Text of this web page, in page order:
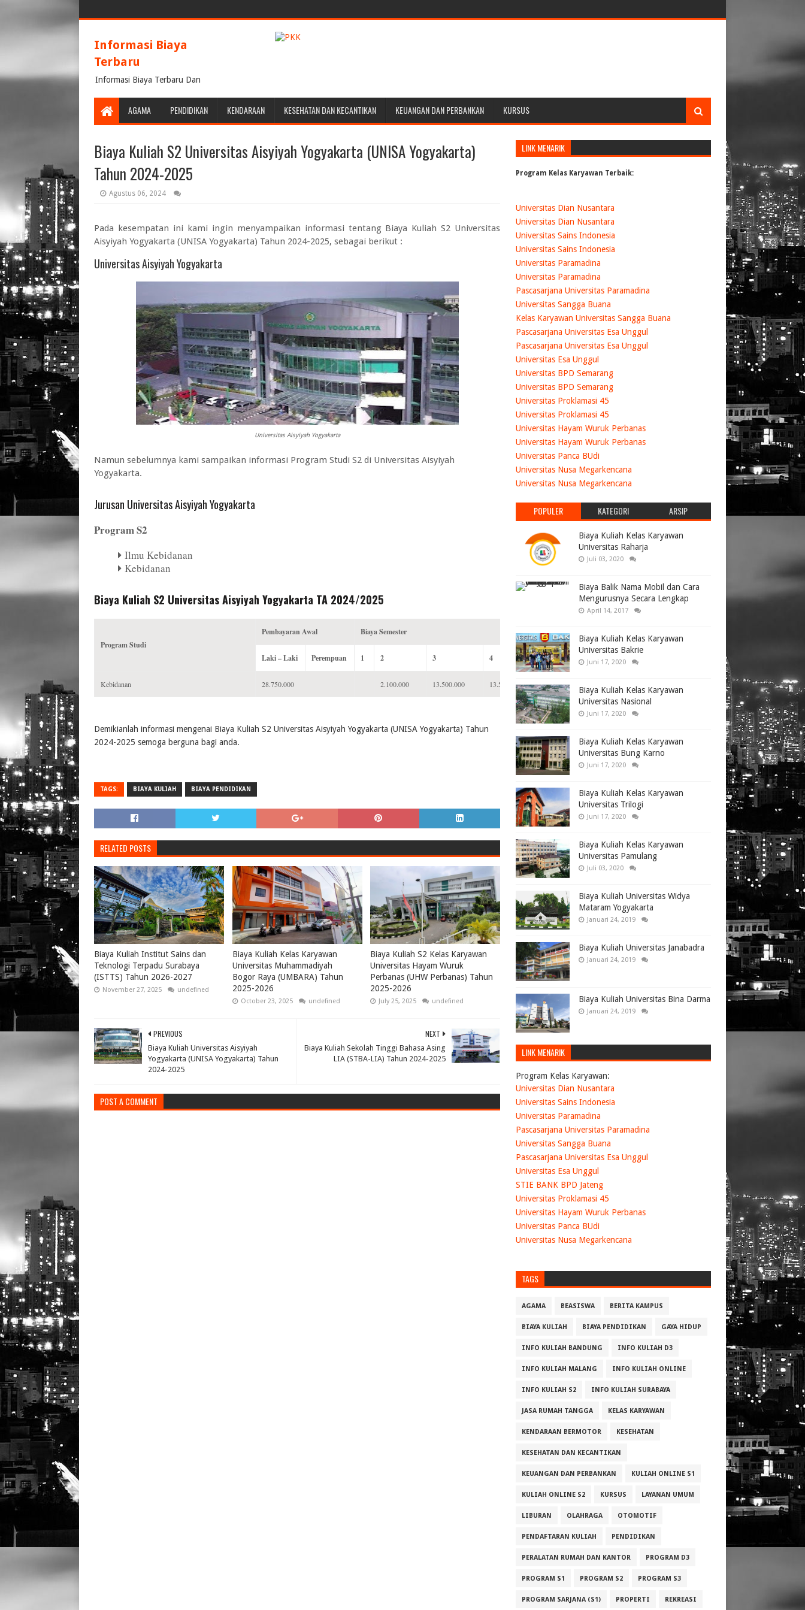
Informasi Biaya
Terbaru
Informasi Biaya Terbaru Dan
AGAMA PENDIDIKAN KENDARAAN KESEHATAN DAN KECANTIKAN KEUANGAN DAN PERBANKAN KURSUS
Biaya Kuliah S2 Universitas Aisyiyah Yogyakarta (UNISA Yogyakarta)
Tahun 2024-2025
Agustus 06, 2024
Pada kesempatan ini kami ingin menyampaikan informasi tentang Biaya Kuliah S2 Universitas
Aisyiyah Yogyakarta (UNISA Yogyakarta) Tahun 2024-2025, sebagai berikut :
Universitas Aisyiyah Yogyakarta
Universitas Aisyiyah Yogyakarta
Namun sebelumnya kami sampaikan informasi Program Studi S2 di Universitas Aisyiyah
Yogyakarta.
Jurusan Universitas Aisyiyah Yogyakarta
Program S2
Ilmu Kebidanan
Kebidanan
Biaya Kuliah S2 Universitas Aisyiyah Yogyakarta TA 2024/2025
Program Studi
Pembayaran Awal Biaya Semester
Laki – Laki Perempuan 1 2 3 4
Kebidanan 28.750.000 2.100.000 13.500.000 13.500.000
Demikianlah informasi mengenai Biaya Kuliah S2 Universitas Aisyiyah Yogyakarta (UNISA Yogyakarta) Tahun
2024-2025 semoga berguna bagi anda.
TAGS: BIAYA KULIAH BIAYA PENDIDIKAN
RELATED POSTS
Biaya Kuliah Institut Sains dan
Teknologi Terpadu Surabaya
(ISTTS) Tahun 2026-2027
November 27, 2025 undefined
Biaya Kuliah Kelas Karyawan
Universitas Muhammadiyah
Bogor Raya (UMBARA) Tahun
2025-2026
October 23, 2025 undefined
Biaya Kuliah S2 Kelas Karyawan
Universitas Hayam Wuruk
Perbanas (UHW Perbanas) Tahun
2025-2026
July 25, 2025 undefined
NEXT
Biaya Kuliah Sekolah Tinggi Bahasa Asing
LIA (STBA-LIA) Tahun 2024-2025
PREVIOUS
Biaya Kuliah Universitas Aisyiyah
Yogyakarta (UNISA Yogyakarta) Tahun
2024-2025
POST A COMMENT
LINK MENARIK
Program Kelas Karyawan Terbaik:
Universitas Dian Nusantara
Universitas Dian Nusantara
Universitas Sains Indonesia
Universitas Sains Indonesia
Universitas Paramadina
Universitas Paramadina
Pascasarjana Universitas Paramadina
Universitas Sangga Buana
Kelas Karyawan Universitas Sangga Buana
Pascasarjana Universitas Esa Unggul
Pascasarjana Universitas Esa Unggul
Universitas Esa Unggul
Universitas BPD Semarang
Universitas BPD Semarang
Universitas Proklamasi 45
Universitas Proklamasi 45
Universitas Hayam Wuruk Perbanas
Universitas Hayam Wuruk Perbanas
Universitas Panca BUdi
Universitas Nusa Megarkencana
Universitas Nusa Megarkencana
POPULER KATEGORI ARSIP
Biaya Kuliah Kelas Karyawan
Universitas Raharja
Juli 03, 2020
Biaya Balik Nama Mobil dan Cara
Mengurusnya Secara Lengkap
April 14, 2017
Biaya Kuliah Kelas Karyawan
Universitas Bakrie
Juni 17, 2020
Biaya Kuliah Kelas Karyawan
Universitas Nasional
Juni 17, 2020
Biaya Kuliah Kelas Karyawan
Universitas Bung Karno
Juni 17, 2020
Biaya Kuliah Kelas Karyawan
Universitas Trilogi
Juni 17, 2020
Biaya Kuliah Kelas Karyawan
Universitas Pamulang
Juli 03, 2020
Biaya Kuliah Universitas Widya
Mataram Yogyakarta
Januari 24, 2019
Biaya Kuliah Universitas Janabadra
Januari 24, 2019
Biaya Kuliah Universitas Bina Darma
Januari 24, 2019
LINK MENARIK
Program Kelas Karyawan:
Universitas Dian Nusantara
Universitas Sains Indonesia
Universitas Paramadina
Pascasarjana Universitas Paramadina
Universitas Sangga Buana
Pascasarjana Universitas Esa Unggul
Universitas Esa Unggul
STIE BANK BPD Jateng
Universitas Proklamasi 45
Universitas Hayam Wuruk Perbanas
Universitas Panca BUdi
Universitas Nusa Megarkencana
TAGS
AGAMA BEASISWA BERITA KAMPUS
BIAYA KULIAH BIAYA PENDIDIKAN GAYA HIDUP
INFO KULIAH BANDUNG INFO KULIAH D3
INFO KULIAH MALANG INFO KULIAH ONLINE
INFO KULIAH S2 INFO KULIAH SURABAYA
JASA RUMAH TANGGA KELAS KARYAWAN
KENDARAAN BERMOTOR KESEHATAN
KESEHATAN DAN KECANTIKAN
KEUANGAN DAN PERBANKAN KULIAH ONLINE S1
KULIAH ONLINE S2 KURSUS LAYANAN UMUM
LIBURAN OLAHRAGA OTOMOTIF
PENDAFTARAN KULIAH PENDIDIKAN
PERALATAN RUMAH DAN KANTOR PROGRAM D3
PROGRAM S1 PROGRAM S2 PROGRAM S3
PROGRAM SARJANA (S1) PROPERTI REKREASI